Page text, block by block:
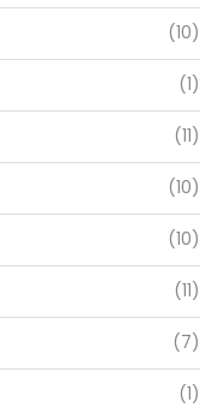
(10)
(1)
(11)
(10)
(10)
(11)
(7)
(1)